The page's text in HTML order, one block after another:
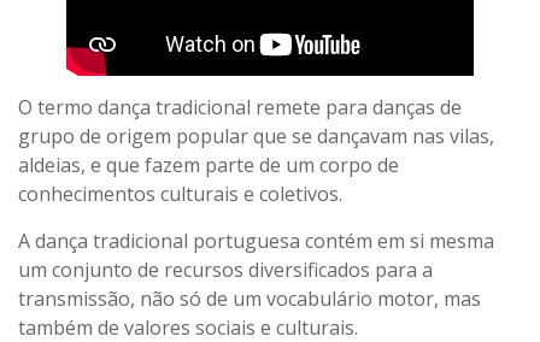
O termo dança tradicional remete para danças de
grupo de origem popular que se dançavam nas vilas,
aldeias, e que fazem parte de um corpo de
conhecimentos culturais e coletivos.
A dança tradicional portuguesa contém em si mesma
um conjunto de recursos diversificados para a
transmissão, não só de um vocabulário motor, mas
também de valores sociais e culturais.